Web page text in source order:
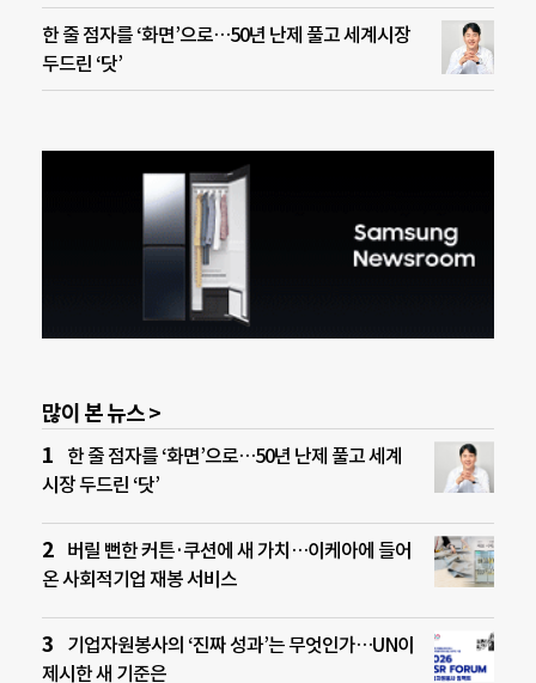
한 줄 점자를 ‘화면’으로…50년 난제 풀고 세계시장
두드린 ‘닷’
많이 본 뉴스 >
한 줄 점자를 ‘화면’으로…50년 난제 풀고 세계
시장 두드린 ‘닷’
버릴 뻔한 커튼·쿠션에 새 가치…이케아에 들어
온 사회적기업 재봉 서비스
기업자원봉사의 ‘진짜 성과’는 무엇인가…UN이
제시한 새 기준은